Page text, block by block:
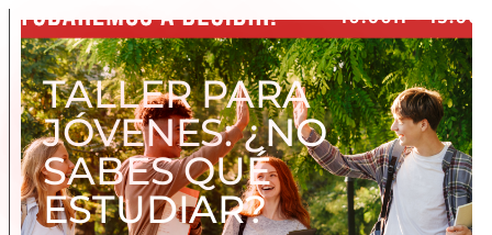
TALLER PARA
JÓVENES: ¿NO
SABES QUÉ
ESTUDIAR?